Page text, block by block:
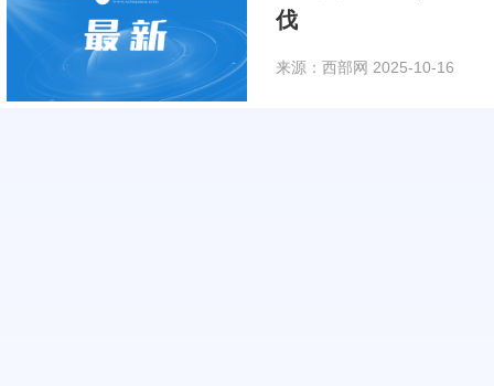
伐
来源：西部网 2025-10-16